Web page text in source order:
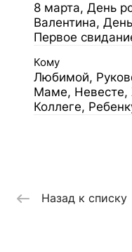
8 марта, День
Валентина,
Первое
Кому
Любимой,
Маме,
Коллеге,
Назад к списку